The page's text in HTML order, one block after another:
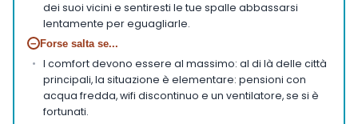
dei suoi vicini e sentiresti le tue spalle abbassarsi
lentamente per eguagliarle.
− Forse salta se...
I comfort devono essere al massimo: al di là delle città
principali, la situazione è elementare: pensioni con
acqua fredda, wifi discontinuo e un ventilatore, se si è
fortunati.